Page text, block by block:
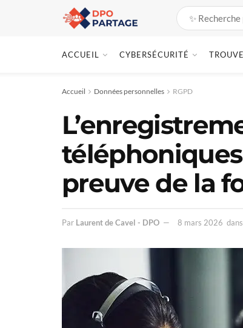
ACCUEIL CYBERSÉCURITÉ
Accueil Données personnelles RGPD
preuve de la
Par Laurent de Cavel - DPO 8 mars 2026 dans